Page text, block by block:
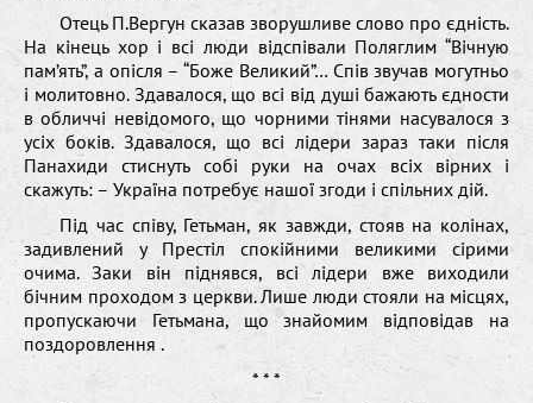
Отець П.Вергун сказав зворушливе слово про єдність.
На кінець хор і всі люди відспівали Поляглим “Вічную
пам’ять”, а опісля – “Боже Великий”… Спів звучав могутньо
і молитовно. Здавалося, що всі від душі бажають єдности
в обличчі невідомого, що чорними тінями насувалося з
усіх боків. Здавалося, що всі лідери зараз таки після
Панахиди стиснуть собі руки на очах всіх вірних і
скажуть: – Україна потребує нашої згоди і спільних дій.
Під час співу, Гетьман, як завжди, стояв на колінах,
задивлений у Престіл спокійними великими сірими
очима. Заки він піднявся, всі лідери вже виходили
бічним проходом з церкви. Лише люди стояли на місцях,
пропускаючи Гетьмана, що знайомим відповідав на
поздоровлення .
* * *